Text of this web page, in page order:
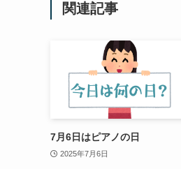
関連記事
7月6日はピアノの日
2025年7月6日